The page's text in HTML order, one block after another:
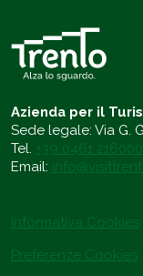
Azienda per il
Sede legale: Via G.
Tel. +39 0461 216000
Email:
Informativa Cookies
Preferenze Cookies